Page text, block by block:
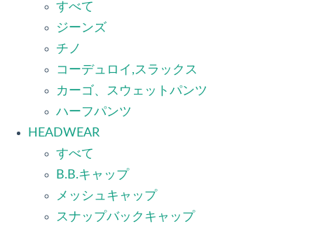
すべて
ジーンズ
チノ
コーデュロイ,スラックス
カーゴ、スウェットパンツ
ハーフパンツ
HEADWEAR
すべて
B.B.キャップ
メッシュキャップ
スナップバックキャップ